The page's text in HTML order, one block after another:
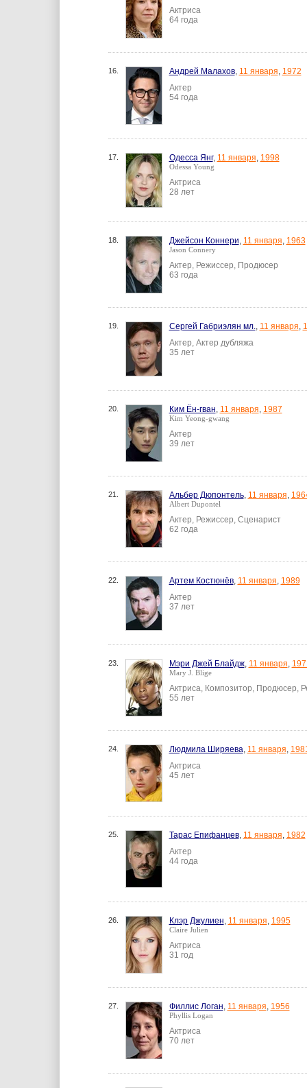
Актриса
64 года
16. Андрей Малахов, 11 января, 1972
Актер
54 года
17. Одесса Янг, 11 января, 1998
Odessa Young
Актриса
28 лет
18. Джейсон Коннери, 11 января, 1963
Jason Connery
Актер, Режиссер, Продюсер
63 года
19. Сергей Габриэлян мл., 11 января,
Актер, Актер дубляжа
35 лет
20. Ким Ён-гван, 11 января, 1987
Kim Yeong-gwang
Актер
39 лет
21. Альбер Дюпонтель, 11 января,
Albert Dupontel
Актер, Режиссер, Сценарист
62 года
22. Артем Костюнёв, 11 января, 1989
Актер
37 лет
23. Мэри Джей Блайдж, 11 января,
Mary J. Blige
Актриса, Композитор, Продюсер,
55 лет
24. Людмила Ширяева, 11 января,
Актриса
45 лет
25. Тарас Епифанцев, 11 января, 1982
Актер
44 года
26. Клэр Джулиен, 11 января, 1995
Claire Julien
Актриса
31 год
27. Филлис Логан, 11 января, 1956
Phyllis Logan
Актриса
70 лет